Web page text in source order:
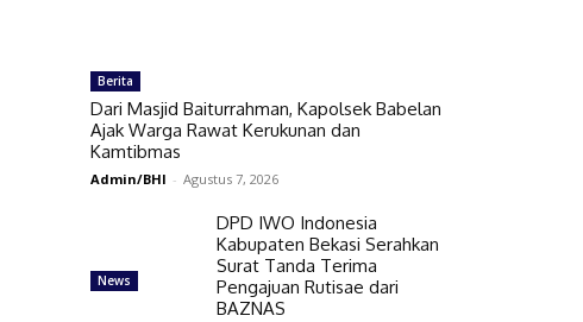
Berita
Dari Masjid Baiturrahman, Kapolsek Babelan
Ajak Warga Rawat Kerukunan dan
Kamtibmas
Admin/BHI - Agustus 7, 2026
News
DPD IWO Indonesia
Kabupaten Bekasi Serahkan
Surat Tanda Terima
Pengajuan Rutisae dari
BAZNAS